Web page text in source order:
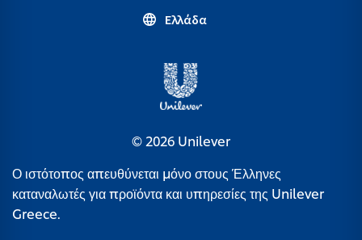
Ελλάδα
© 2026 Unilever
Ο ιστότοπος απευθύνεται μόνο στους Έλληνες
καταναλωτές για προϊόντα και υπηρεσίες της Unilever
Greece.